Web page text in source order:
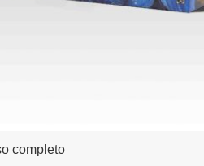
completo